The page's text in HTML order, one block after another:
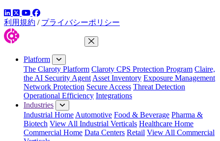
LinkedIn
ツイッター
YouTube
Facebook
利用規約 / プライバシーポリシー
Close Menu
Platform
The Claroty Platform Claroty CPS Protection Program Claire,
the AI Security Agent Asset Inventory Exposure Management
Network Protection Secure Access Threat Detection
Operational Efficiency Integrations
Industries
Industrial Home Automotive Food & Beverage Pharma &
Biotech View All Industrial Verticals Healthcare Home
Commercial Home Data Centers Retail View All Commercial